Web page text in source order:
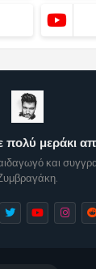
πολύ μεράκι
και